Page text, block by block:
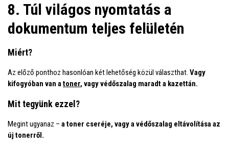
8. Túl világos nyomtatás a
dokumentum teljes felületén
Miért?
Az előző ponthoz hasonlóan két lehetőség közül választhat. Vagy
kifogyóban van atoner, vagy védőszalag maradt a kazettán.
Mit tegyünk ezzel?
Megint ugyanaz – a toner cseréje, vagy a védőszalag eltávolításaaz
új tonerről.